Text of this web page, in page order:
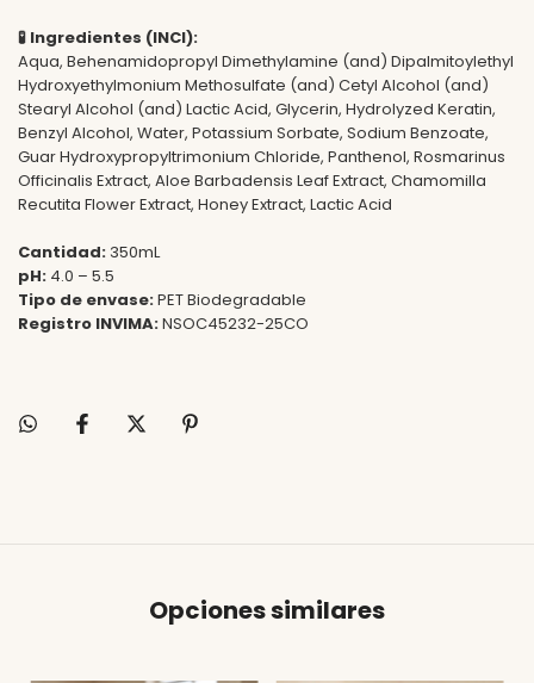
🧪 Ingredientes (INCI):
Aqua, Behenamidopropyl Dimethylamine (and) Dipalmitoylethyl
Hydroxyethylmonium Methosulfate (and) Cetyl Alcohol (and)
Stearyl Alcohol (and) Lactic Acid, Glycerin, Hydrolyzed Keratin,
Benzyl Alcohol, Water, Potassium Sorbate, Sodium Benzoate,
Guar Hydroxypropyltrimonium Chloride, Panthenol, Rosmarinus
Officinalis Extract, Aloe Barbadensis Leaf Extract, Chamomilla
Recutita Flower Extract, Honey Extract, Lactic Acid
Cantidad: 350mL
pH: 4.0 – 5.5
Tipo de envase:PET Biodegradable
Registro INVIMA:NSOC45232-25CO
Opciones similares